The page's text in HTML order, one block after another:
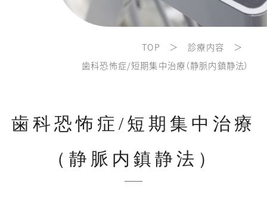
TOP
診療内容
歯科恐怖症/短期集中治療（静脈内鎮静法）
歯科恐怖症/短期集中治療
（静脈内鎮静法）